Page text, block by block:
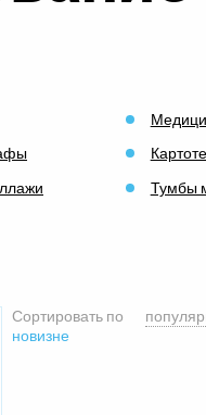
Тумбы
Сортировать по
новизне